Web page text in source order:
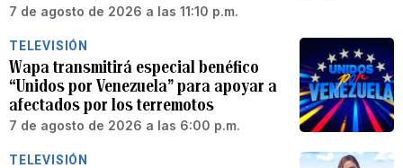
7 de agosto de 2026 a las 11:10 p.m.
TELEVISIÓN
Wapa transmitirá especial benéfico
“Unidos por Venezuela” para apoyar a
afectados por los terremotos
7 de agosto de 2026 a las 6:00 p.m.
TELEVISIÓN